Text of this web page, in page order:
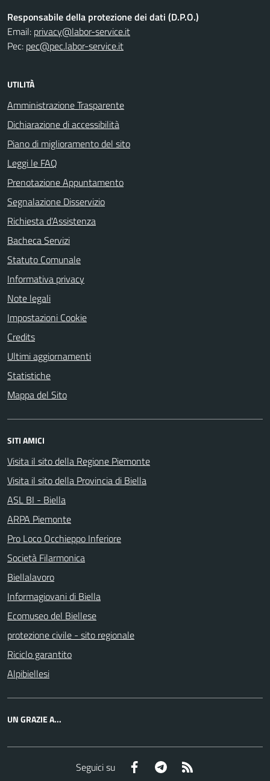
Responsabile della protezione dei dati (D.P.O.)
Email: privacy@labor-service.it
Pec: pec@pec.labor-service.it
UTILITÀ
Amministrazione Trasparente
Dichiarazione di accessibilità
Piano di miglioramento del sito
Leggi le FAQ
Prenotazione Appuntamento
Segnalazione Disservizio
Richiesta d'Assistenza
Bacheca Servizi
Statuto Comunale
Informativa privacy
Note legali
Impostazioni Cookie
Credits
Ultimi aggiornamenti
Statistiche
Mappa del Sito
SITI AMICI
Visita il sito della Regione Piemonte
Visita il sito della Provincia di Biella
ASL BI - Biella
ARPA Piemonte
Pro Loco Occhieppo Inferiore
Società Filarmonica
Biellalavoro
Informagiovani di Biella
Ecomuseo del Biellese
protezione civile - sito regionale
Riciclo garantito
Alpibiellesi
UN GRAZIE A...
Seguici su Facebook Telegram